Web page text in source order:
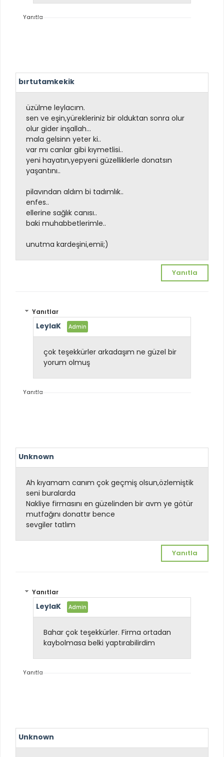
Yanıtla
bırtutamkekik
üzülme leylacım.
sen ve eşin,yürekleriniz bir olduktan sonra olur
olur gider inşallah...
mala gelsinn yeter ki..
var mı canlar gibi kıymetlisi..
yeni hayatın,yepyeni güzelliklerle donatsın
yaşantını..
pilavından aldım bi tadımlık..
enfes..
ellerine sağlık canısı..
baki muhabbetlerimle..
unutma kardeşini,emii;)
Yanıtla
Yanıtlar
LeylaK
çok teşekkürler arkadaşım ne güzel bir
yorum olmuş
Yanıtla
Unknown
Ah kıyamam canım çok geçmiş olsun,özlemiştik
seni buralarda
Nakliye firmasını en güzelinden bir avm ye götür
mutfağını donattır bence
sevgiler tatlım
Yanıtla
Yanıtlar
LeylaK
Bahar çok teşekkürler. Firma ortadan
kaybolmasa belki yaptırabilirdim
Yanıtla
Unknown